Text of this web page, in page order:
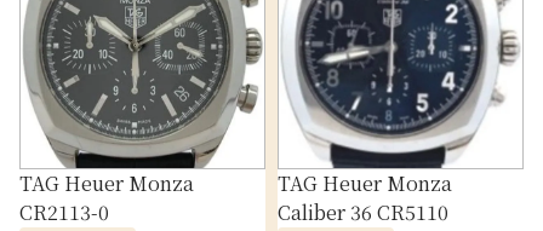
TAG Heuer Monza
CR2113-0
TAG Heuer Monza
Caliber 36 CR5110